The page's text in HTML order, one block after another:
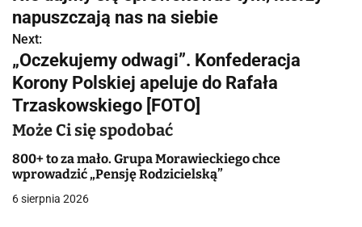
a
w
i
g
a
c
j
napuszczają nas na siebie
Next:
„Oczekujemy odwagi”. Konfederacja
Korony Polskiej apeluje do Rafała
Trzaskowskiego [FOTO]
Może Ci się spodobać
800+ to za mało. Grupa Morawieckiego chce
wprowadzić „Pensję Rodzicielską”
6 sierpnia 2026